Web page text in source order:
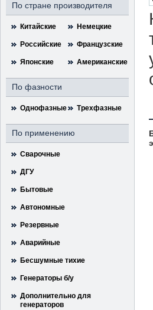
По стране производителя
Китайские Немецкие
Российские Французские
Японские Американские
По фазности
Однофазные Трехфазные
По применению
Сварочные
ДГУ
Бытовые
Автономные
Резервные
Аварийные
Бесшумные тихие
Генераторы б/у
Дополнительно для
генераторов